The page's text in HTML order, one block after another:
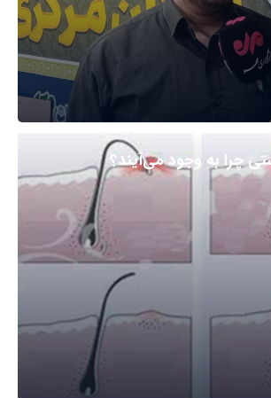
چرا به وجود می‌آیند؟